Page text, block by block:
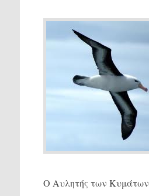
Ο Αυλητής των Κυμάτων